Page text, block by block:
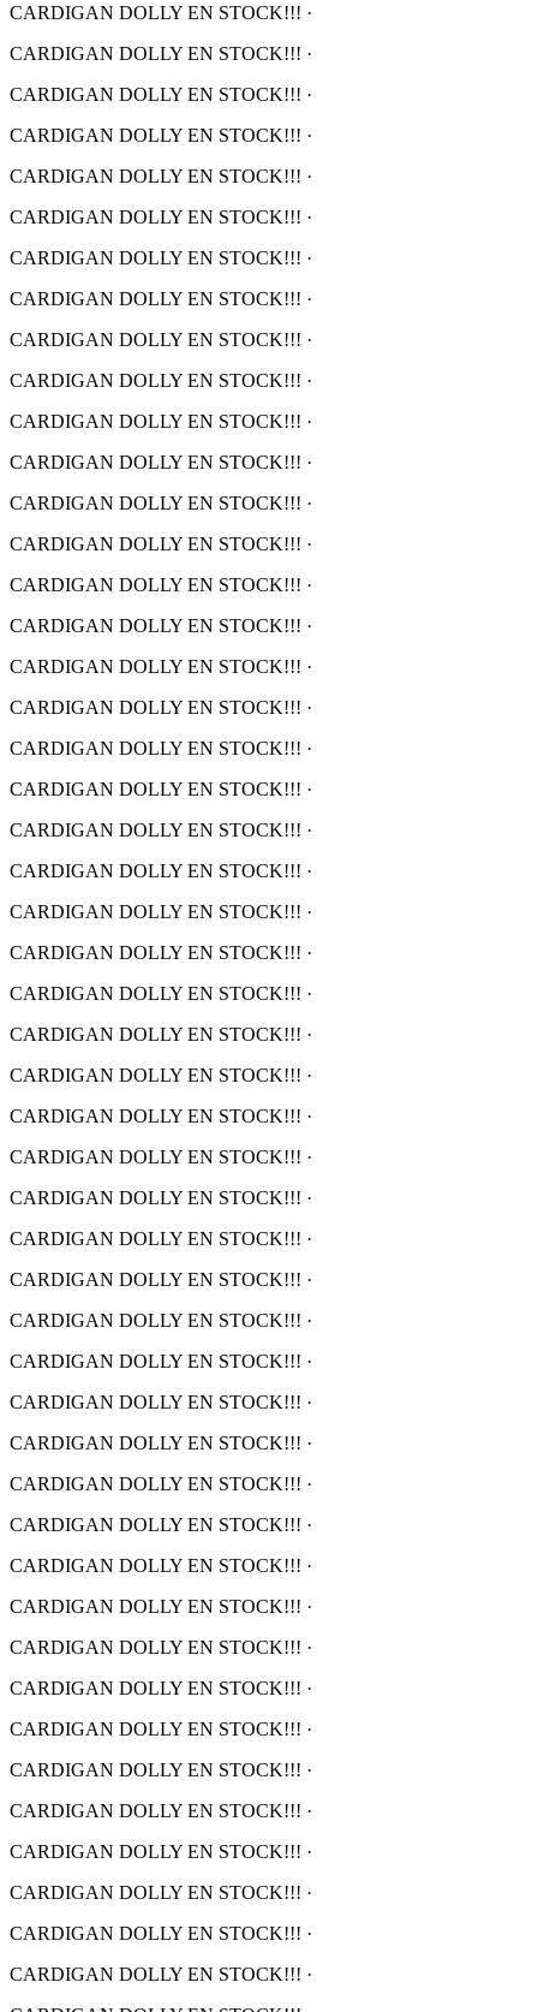
CARDIGAN DOLLY EN STOCK!!! ·
CARDIGAN DOLLY EN STOCK!!! ·
CARDIGAN DOLLY EN STOCK!!! ·
CARDIGAN DOLLY EN STOCK!!! ·
CARDIGAN DOLLY EN STOCK!!! ·
CARDIGAN DOLLY EN STOCK!!! ·
CARDIGAN DOLLY EN STOCK!!! ·
CARDIGAN DOLLY EN STOCK!!! ·
CARDIGAN DOLLY EN STOCK!!! ·
CARDIGAN DOLLY EN STOCK!!! ·
CARDIGAN DOLLY EN STOCK!!! ·
CARDIGAN DOLLY EN STOCK!!! ·
CARDIGAN DOLLY EN STOCK!!! ·
CARDIGAN DOLLY EN STOCK!!! ·
CARDIGAN DOLLY EN STOCK!!! ·
CARDIGAN DOLLY EN STOCK!!! ·
CARDIGAN DOLLY EN STOCK!!! ·
CARDIGAN DOLLY EN STOCK!!! ·
CARDIGAN DOLLY EN STOCK!!! ·
CARDIGAN DOLLY EN STOCK!!! ·
CARDIGAN DOLLY EN STOCK!!! ·
CARDIGAN DOLLY EN STOCK!!! ·
CARDIGAN DOLLY EN STOCK!!! ·
CARDIGAN DOLLY EN STOCK!!! ·
CARDIGAN DOLLY EN STOCK!!! ·
CARDIGAN DOLLY EN STOCK!!! ·
CARDIGAN DOLLY EN STOCK!!! ·
CARDIGAN DOLLY EN STOCK!!! ·
CARDIGAN DOLLY EN STOCK!!! ·
CARDIGAN DOLLY EN STOCK!!! ·
CARDIGAN DOLLY EN STOCK!!! ·
CARDIGAN DOLLY EN STOCK!!! ·
CARDIGAN DOLLY EN STOCK!!! ·
CARDIGAN DOLLY EN STOCK!!! ·
CARDIGAN DOLLY EN STOCK!!! ·
CARDIGAN DOLLY EN STOCK!!! ·
CARDIGAN DOLLY EN STOCK!!! ·
CARDIGAN DOLLY EN STOCK!!! ·
CARDIGAN DOLLY EN STOCK!!! ·
CARDIGAN DOLLY EN STOCK!!! ·
CARDIGAN DOLLY EN STOCK!!! ·
CARDIGAN DOLLY EN STOCK!!! ·
CARDIGAN DOLLY EN STOCK!!! ·
CARDIGAN DOLLY EN STOCK!!! ·
CARDIGAN DOLLY EN STOCK!!! ·
CARDIGAN DOLLY EN STOCK!!! ·
CARDIGAN DOLLY EN STOCK!!! ·
CARDIGAN DOLLY EN STOCK!!! ·
CARDIGAN DOLLY EN STOCK!!! ·